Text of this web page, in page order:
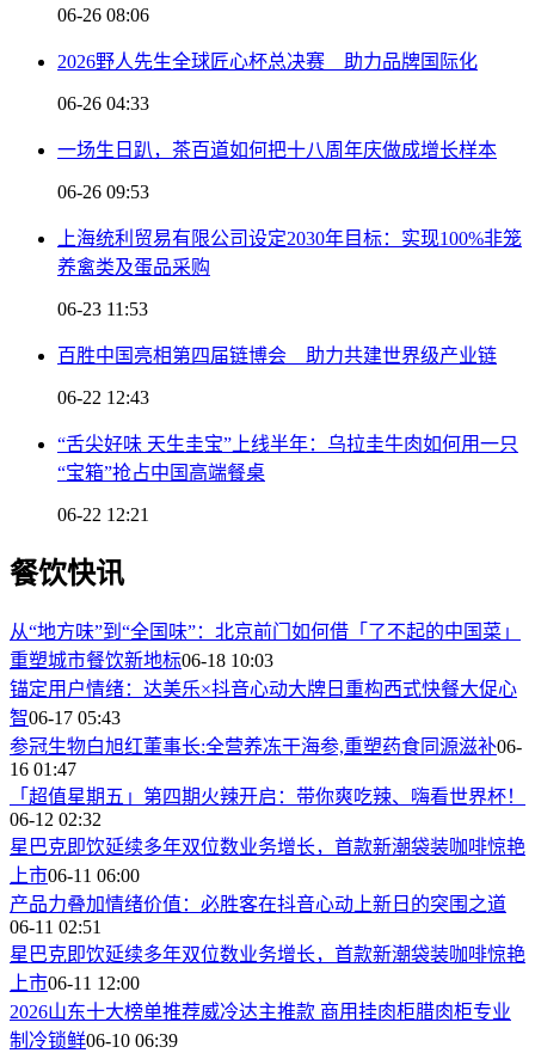
06-26 08:06
2026野人先生全球匠心杯总决赛 助力品牌国际化
06-26 04:33
一场生日趴，茶百道如何把十八周年庆做成增长样本
06-26 09:53
上海统利贸易有限公司设定2030年目标：实现100%非笼
养禽类及蛋品采购
06-23 11:53
百胜中国亮相第四届链博会 助力共建世界级产业链
06-22 12:43
“舌尖好味 天生圭宝”上线半年：乌拉圭牛肉如何用一只
“宝箱”抢占中国高端餐桌
06-22 12:21
餐饮快讯
从“地方味”到“全国味”：北京前门如何借「了不起的中国菜」
重塑城市餐饮新地标06-18 10:03
锚定用户情绪：达美乐×抖音心动大牌日重构西式快餐大促心
智06-17 05:43
参冠生物白旭红董事长:全营养冻干海参,重塑药食同源滋补06-
16 01:47
「超值星期五」第四期火辣开启：带你爽吃辣、嗨看世界杯！
06-12 02:32
星巴克即饮延续多年双位数业务增长，首款新潮袋装咖啡惊艳
上市06-11 06:00
产品力叠加情绪价值：必胜客在抖音心动上新日的突围之道
06-11 02:51
星巴克即饮延续多年双位数业务增长，首款新潮袋装咖啡惊艳
上市06-11 12:00
2026山东十大榜单推荐威冷达主推款 商用挂肉柜腊肉柜专业
制冷锁鲜06-10 06:39